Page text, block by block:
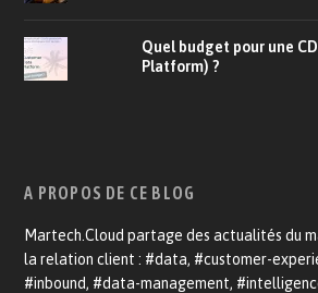
Quel budget pour une
Platform) ?
A PROPOS DE CE BLOG
Martech.Cloud partage des actualités du
la relation client : #data, #customer-
#inbound, #data-management,